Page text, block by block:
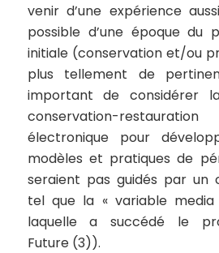
venir d’une expérience
possible d’une époque du
initiale (conservation et/ou
plus tellement de
important de considérer
conservation-
électronique pour
modèles et pratiques de
seraient pas guidés par un
tel que la « variable
laquelle a succédé le
Future(3)).